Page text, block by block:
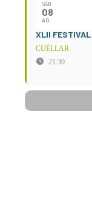
SÁB
08
AG
XLII
CUÉLLAR
21:30